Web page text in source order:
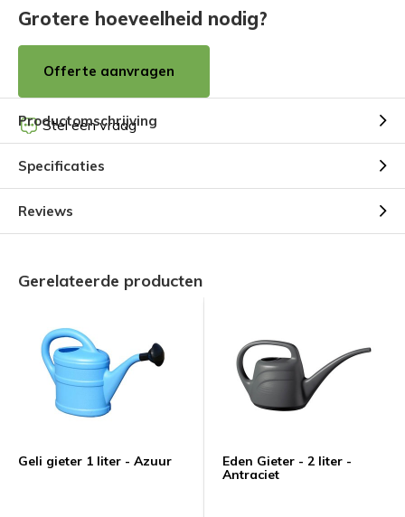
Grotere hoeveelheid nodig?
Offerte aanvragen
Stel een vraag
Productomschrijving
Specificaties
Reviews
Gerelateerde producten
Geli gieter 1 liter - Azuur
Eden Gieter - 2 liter -
Antraciet